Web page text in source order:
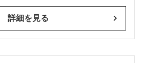
詳細を見る